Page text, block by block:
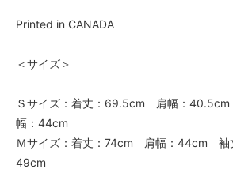
Printed in CANADA
＜サイズ＞
Ｓサイズ：着丈：69.5cm 肩幅：
幅：44cm
Ｍサイズ：着丈：74cm 肩幅：44cm 袖
49cm